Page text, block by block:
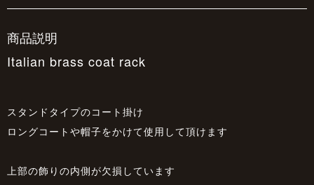
商品説明
Italian brass coat rack
スタンドタイプのコート掛け
ロングコートや帽子をかけて使用して頂けます
上部の飾りの内側が欠損しています